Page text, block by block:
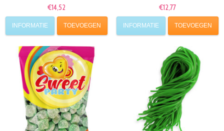
€14,52
INFORMATIE TOEVOEGEN
€12,77
INFORMATIE TOEVOEGEN